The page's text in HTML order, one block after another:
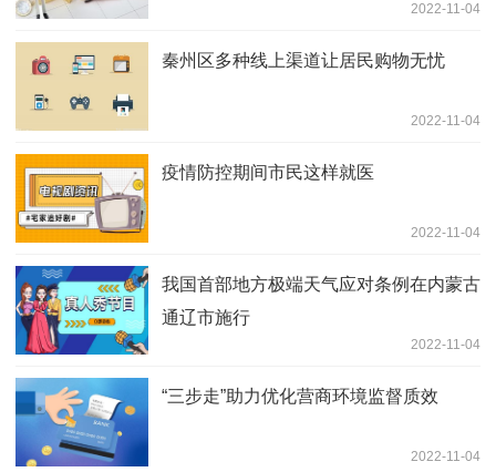
10月份当月利息补贴申报工作的通知2022-11-04
秦州区多种线上渠道让居民购物无忧
2022-11-04
疫情防控期间市民这样就医
2022-11-04
我国首部地方极端天气应对条例在内蒙古
通辽市施行
2022-11-04
“三步走”助力优化营商环境监督质效
2022-11-04